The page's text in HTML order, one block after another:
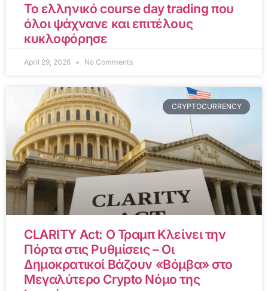
Το ελληνικό course day trading που
όλοι ψάχνανε και επιτέλους
κυκλοφόρησε
April 29, 2026 No Comments
CRYPTOCURRENCY
CLARITY Act: Ο Τραμπ Κλείνει την
Πόρτα στις Ρυθμίσεις – Οι
Δημοκρατικοί Βάζουν «Βόμβα» στο
Μεγαλύτερο Crypto Νόμο της